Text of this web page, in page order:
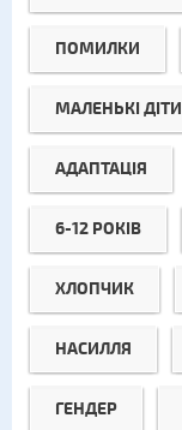
ПОМИЛКИ
МАЛЕНЬКІ ДІТИ
АДАПТАЦІЯ
6-12 РОКІВ
ХЛОПЧИК
НАСИЛЛЯ
ГЕНДЕР